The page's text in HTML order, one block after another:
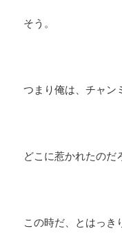
そう。
つまり俺は、チャン
どこに惹かれたのだ
この時だ、とはっき